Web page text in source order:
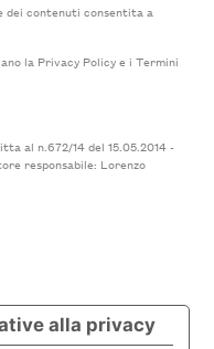
dei contenuti consentita a
la Privacy Policye i Termini
al n.672/14 del 15.05.2014 -
responsabile: Lorenzo
alla privacy